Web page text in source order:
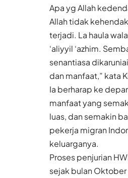
Apa yg Allah
Allah tidak
terjadi. La haula
‘aliyyil ‘azhim.
senantiasa
dan manfaat,” kata
Ia berharap ke
manfaat yang
luas, dan semakin
pekerja migran
keluarganya.
Proses penjurian
sejak bulan Oktober